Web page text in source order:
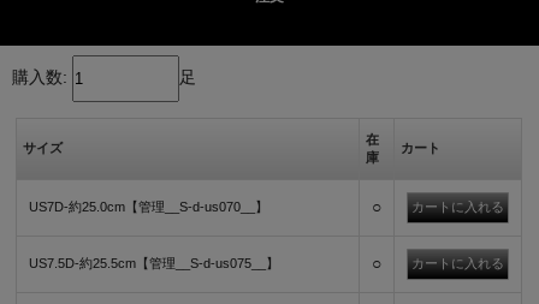
購入数: 足
サイズ
在
庫
カート
US7D-約25.0cm【管理__S-d-us070__】 ○
US7.5D-約25.5cm【管理__S-d-us075__】 ○